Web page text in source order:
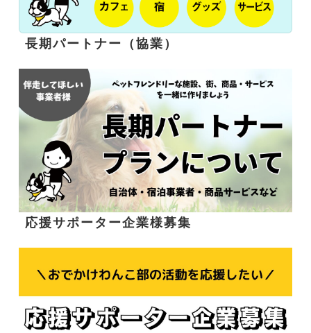
長期パートナー（協業）
応援サポーター企業様募集